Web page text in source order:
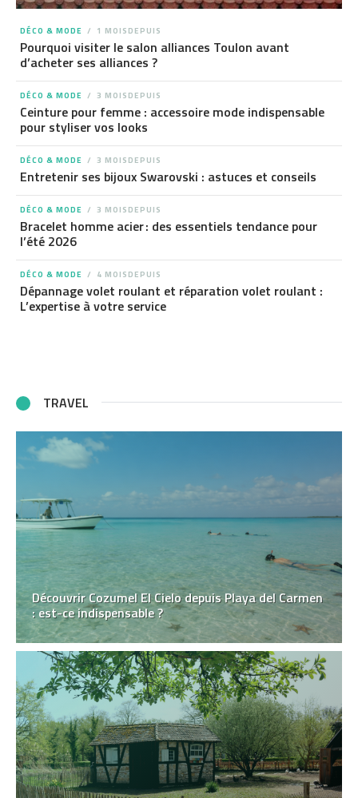
DÉCO & MODE 1 MOISDEPUIS
Pourquoi visiter le salon alliances Toulon avant
d’acheter ses alliances ?
DÉCO & MODE 3 MOISDEPUIS
Ceinture pour femme : accessoire mode indispensable
pour styliser vos looks
DÉCO & MODE 3 MOISDEPUIS
Entretenir ses bijoux Swarovski : astuces et conseils
DÉCO & MODE 3 MOISDEPUIS
Bracelet homme acier : des essentiels tendance pour
l’été 2026
DÉCO & MODE 4 MOISDEPUIS
Dépannage volet roulant et réparation volet roulant :
L’expertise à votre service
TRAVEL
Découvrir Cozumel El Cielo depuis Playa del Carmen
: est-ce indispensable ?